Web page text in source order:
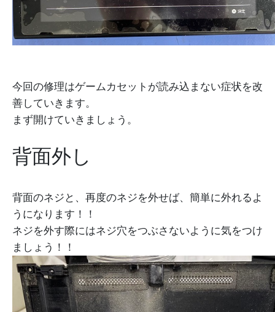
今回の修理はゲームカセットが読み込まない症状を改
善していきます。
まず開けていきましょう。
背面外し
背面のネジと、再度のネジを外せば、簡単に外れるよ
うになります！！
ネジを外す際にはネジ穴をつぶさないように気をつけ
ましょう！！